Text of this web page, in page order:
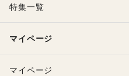
特集一覧
マイページ
マイページ